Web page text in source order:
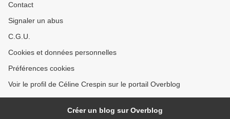
Contact
Signaler un abus
C.G.U.
Cookies et données personnelles
Préférences cookies
Voir le profil de Céline Crespin sur le portail Overblog
Créer un blog sur Overblog